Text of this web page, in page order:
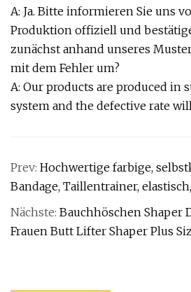
A: Ja. Bitte informieren Sie uns
Produktion offiziell und
zunächst anhand unseres
mit dem Fehler um?
A: Our products are produced in
system and the defective rate
Prev: Hochwertige farbige,
Bandage, Taillentrainer,
Nächste: Bauchhöschen Shaper
Frauen Butt Lifter Shaper Plus